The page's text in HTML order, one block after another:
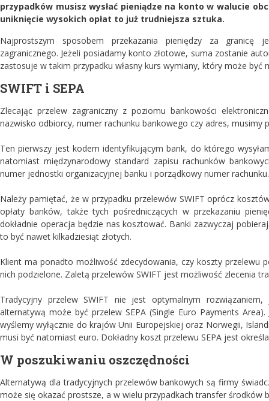
przypadków musisz wysłać pieniądze na konto w walucie
uniknięcie wysokich opłat to już trudniejsza sztuka.
Najprostszym sposobem przekazania pieniędzy za granicę
zagranicznego. Jeżeli posiadamy konto złotowe, suma zostanie
zastosuje w takim przypadku własny kurs wymiany, który może być
SWIFT i SEPA
Zlecając przelew zagraniczny z poziomu bankowości
nazwisko odbiorcy, numer rachunku bankowego czy adres, musimy
Ten pierwszy jest kodem identyfikującym bank, do którego
natomiast międzynarodowy standard zapisu rachunków
numer jednostki organizacyjnej banku i porządkowy numer rachunku.
Należy pamiętać, że w przypadku przelewów SWIFT oprócz
opłaty banków, także tych pośredniczących w przekazaniu
dokładnie operacja będzie nas kosztować. Banki zazwyczaj
to być nawet kilkadziesiąt złotych.
Klient ma ponadto możliwość zdecydowania, czy koszty przelewu
nich podzielone. Zaletą przelewów SWIFT jest możliwość zlecenia
Tradycyjny przelew SWIFT nie jest optymalnym
alternatywą może być przelew SEPA (Single Euro Payments
wyślemy wyłącznie do krajów Unii Europejskiej oraz Norwegii,
musi być natomiast euro. Dokładny koszt przelewu SEPA jest
W poszukiwaniu oszczędności
Alternatywą dla tradycyjnych przelewów bankowych są firmy
może się okazać prostsze, a w wielu przypadkach transfer środków